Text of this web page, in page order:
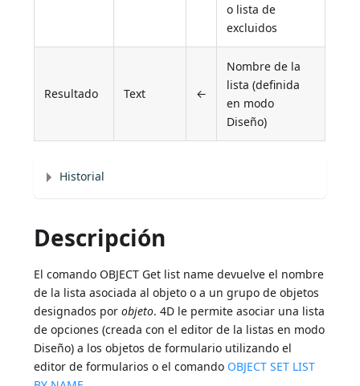
o lista de
excluidos
Resultado Text ←
Nombre de la
lista (definida
en modo
Diseño)
Historial
Descripción
El comando OBJECT Get list name devuelve el nombre
de la lista asociada al objeto o a un grupo de objetos
designados porobjeto. 4D le permite asociar una lista
de opciones (creada con el editor de la listas en modo
Diseño) a los objetos de formulario utilizando el
editor de formularios o el comando OBJECT SET LIST